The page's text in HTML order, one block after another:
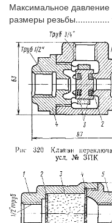
Максимальное
размеры резьбы..............